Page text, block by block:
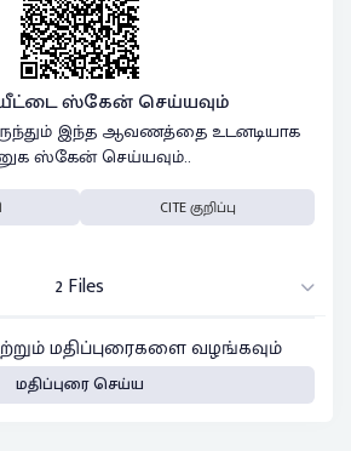
ஸ்கேன் செய்யவும்
இந்த ஆவணத்தை உடனடியாக
ஸ்கேன் செய்யவும்..
CITE குறிப்பு
2 Files
மதிப்புரைகளை வழங்கவும்
மதிப்புரை செய்ய